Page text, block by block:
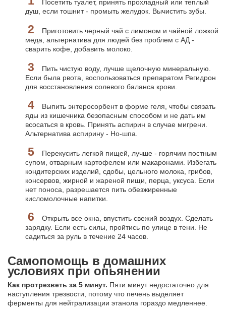
Посетить туалет, принять прохладный или теплый
душ, если тошнит - промыть желудок. Вычистить зубы.
Приготовить черный чай с лимоном и чайной ложкой
меда, альтернатива для людей без проблем с АД -
сварить кофе, добавить молоко.
Пить чистую воду, лучше щелочную минеральную.
Если была рвота, воспользоваться препаратом Регидрон
для восстановления солевого баланса крови.
Выпить энтеросорбент в форме геля, чтобы связать
яды из кишечника безопасным способом и не дать им
всосаться в кровь. Принять аспирин в случае мигрени.
Альтернатива аспирину - Но-шпа.
Перекусить легкой пищей, лучше - горячим постным
супом, отварным картофелем или макаронами. Избегать
кондитерских изделий, сдобы, цельного молока, грибов,
консервов, жирной и жареной пищи, перца, уксуса. Если
нет поноса, разрешается пить обезжиренные
кисломолочные напитки.
Открыть все окна, впустить свежий воздух. Сделать
зарядку. Если есть силы, пройтись по улице в тени. Не
садиться за руль в течение 24 часов.
Самопомощь в домашних
условиях при опьянении
Как протрезветь за 5 минут. Пяти минут недостаточно для
наступления трезвости, потому что печень выделяет
ферменты для нейтрализации этанола гораздо медленнее.